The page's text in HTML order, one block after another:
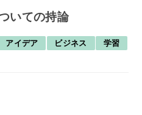
いての持論
アイデア ビジネス 学習